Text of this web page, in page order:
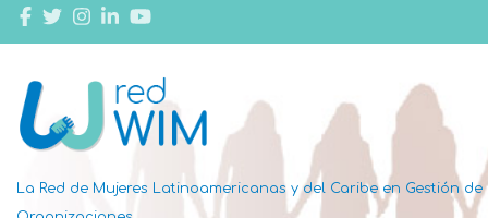
La Red de Mujeres Latinoamericanas y del Caribe en Gestión de